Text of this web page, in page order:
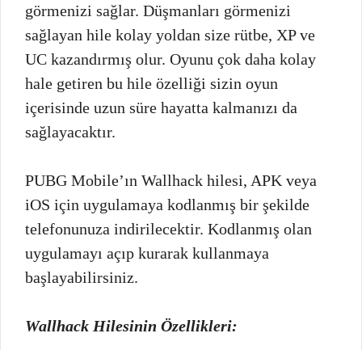
görmenizi sağlar. Düşmanları görmenizi
sağlayan hile kolay yoldan size rütbe, XP ve
UC kazandırmış olur. Oyunu çok daha kolay
hale getiren bu hile özelliği sizin oyun
içerisinde uzun süre hayatta kalmanızı da
sağlayacaktır.
PUBG Mobile’ın Wallhack hilesi, APK veya
iOS için uygulamaya kodlanmış bir şekilde
telefonunuza indirilecektir. Kodlanmış olan
uygulamayı açıp kurarak kullanmaya
başlayabilirsiniz.
Wallhack Hilesinin Özellikleri: